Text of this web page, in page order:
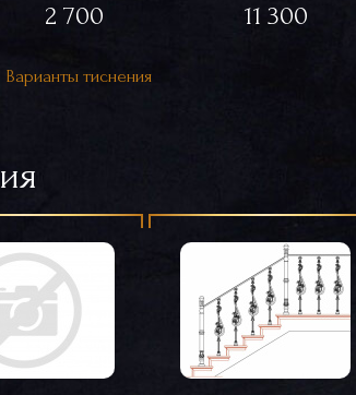
2 700 11 300
Варианты тиснения